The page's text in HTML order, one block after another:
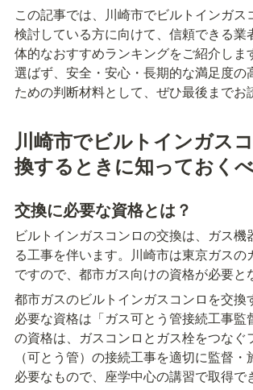
この記事では、川崎市でビルトインガス
検討している方に向けて、信頼できる業
体的なおすすめランキングをご紹介しま
選ばず、安全・安心・長期的な満足度の
ための判断材料として、ぜひ最後までお
川崎市でビルトインガス
換するときに知っておく
交換に必要な資格とは？
ビルトインガスコンロの交換は、ガス機
る工事を伴います。川崎市は東京ガスの
ですので、都市ガス向けの資格が必要と
都市ガスのビルトインガスコンロを交換
必要な資格は「ガス可とう管接続工事監
の資格は、ガスコンロとガス栓をつなぐ
（可とう管）の接続工事を適切に監督
必要なもので、座学中心の講習で取得で